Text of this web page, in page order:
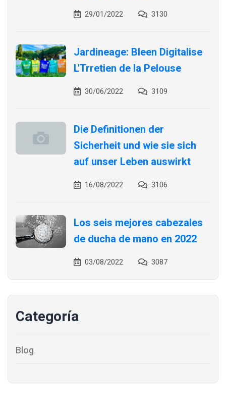
29/01/2022 3130
Jardineage: Bleen Digitalise
L'Trretien de la Pelouse
30/06/2022 3109
Die Definitionen der
Sicherheit und wie sie sich
auf unser Leben auswirkt
16/08/2022 3106
Los seis mejores cabezales
de ducha de mano en 2022
03/08/2022 3087
Categoría
Blog